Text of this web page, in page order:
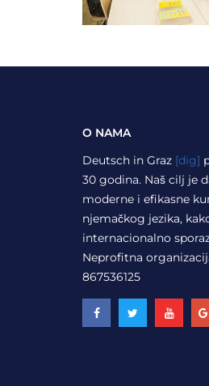
O NAMA
Deutsch in Graz [dig]
30 godina. Naš cilj je
moderne i efikasne
njemačkog jezika,
internacionalno
Neprofitna
867536125